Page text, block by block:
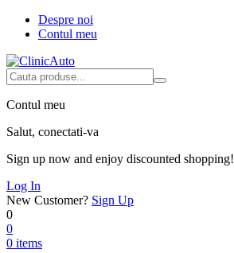
Despre noi
Contul meu
Contul meu
Salut, conectati-va
Sign up now and enjoy discounted shopping!
Log In
New Customer? Sign Up
0
0
0 items